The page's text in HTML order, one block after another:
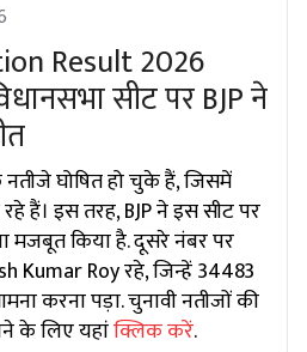
Result 2026
सीट पर BJP ने
नतीजे घोषित हो चुके हैं, जिसमें
हैं। इस तरह, BJP ने इस सीट पर
मजबूत किया है. दूसरे नंबर पर
Kumar Roy रहे, जिन्हें 34483
करना पड़ा. चुनावी नतीजों की
के लिए यहांक्लिक करें.